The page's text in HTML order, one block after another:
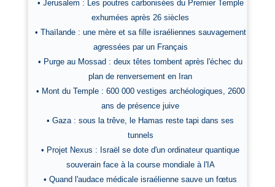
• Jerusalem : Les poutres carbonisées du Premier Temple
exhumées après 26 siècles
• Thaïlande : une mère et sa fille israéliennes sauvagement
agressées par un Français
• Purge au Mossad : deux têtes tombent après l'échec du
plan de renversement en Iran
• Mont du Temple : 600 000 vestiges archéologiques, 2600
ans de présence juive
• Gaza : sous la trêve, le Hamas reste tapi dans ses
tunnels
• Projet Nexus : Israël se dote d'un ordinateur quantique
souverain face à la course mondiale à l'IA
• Quand l'audace médicale israélienne sauve un fœtus